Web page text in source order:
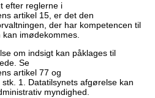
efter reglerne i
artikel 15, er det den
der har kompetencen til
imødekommes.
om indsigt kan påklages til
Se
artikel 77 og
1. Datatilsynets afgørelse kan
myndighed.